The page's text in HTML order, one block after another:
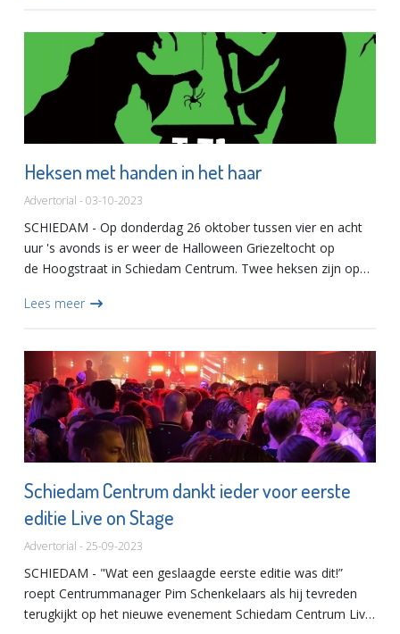
Heksen met handen in het haar
Advertorial - 03-10-2023
SCHIEDAM - Op donderdag 26 oktober tussen vier en acht
uur 's avonds is er weer de Halloween Griezeltocht op
de Hoogstraat in Schiedam Centrum. Twee heksen zijn op
Het schi...
Lees meer
Schiedam Centrum dankt ieder voor eerste
editie Live on Stage
Advertorial - 25-09-2023
SCHIEDAM - "Wat een geslaagde eerste editie was dit!”
roept Centrummanager Pim Schenkelaars als hij tevreden
terugkijkt op het nieuwe evenement Schiedam Centrum Live